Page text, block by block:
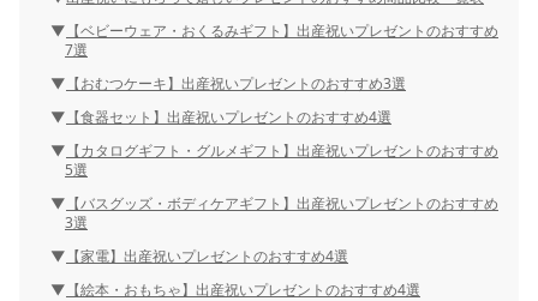
【ベビーウェア・おくるみギフト】出産祝いプレゼントのおすすめ
7選
【おむつケーキ】出産祝いプレゼントのおすすめ3選
【食器セット】出産祝いプレゼントのおすすめ4選
【カタログギフト・グルメギフト】出産祝いプレゼントのおすすめ
5選
【バスグッズ・ボディケアギフト】出産祝いプレゼントのおすすめ
3選
【家電】出産祝いプレゼントのおすすめ4選
【絵本・おもちゃ】出産祝いプレゼントのおすすめ4選